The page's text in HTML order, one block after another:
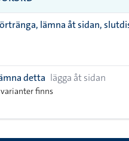
i
lämna åt sidan,
detta lägga åt sidan
varianter finns